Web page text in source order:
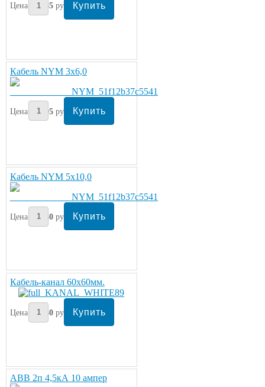
Цена: 285руб/метр
Кабель NYM 3х6,0
Цена: 305руб/метр
Кабель NYM 5х10,0
Цена: 330руб/метр
Кабель-канал 60х60мм.
Цена: 330руб
ABB 2п 4,5кА 10 ампер